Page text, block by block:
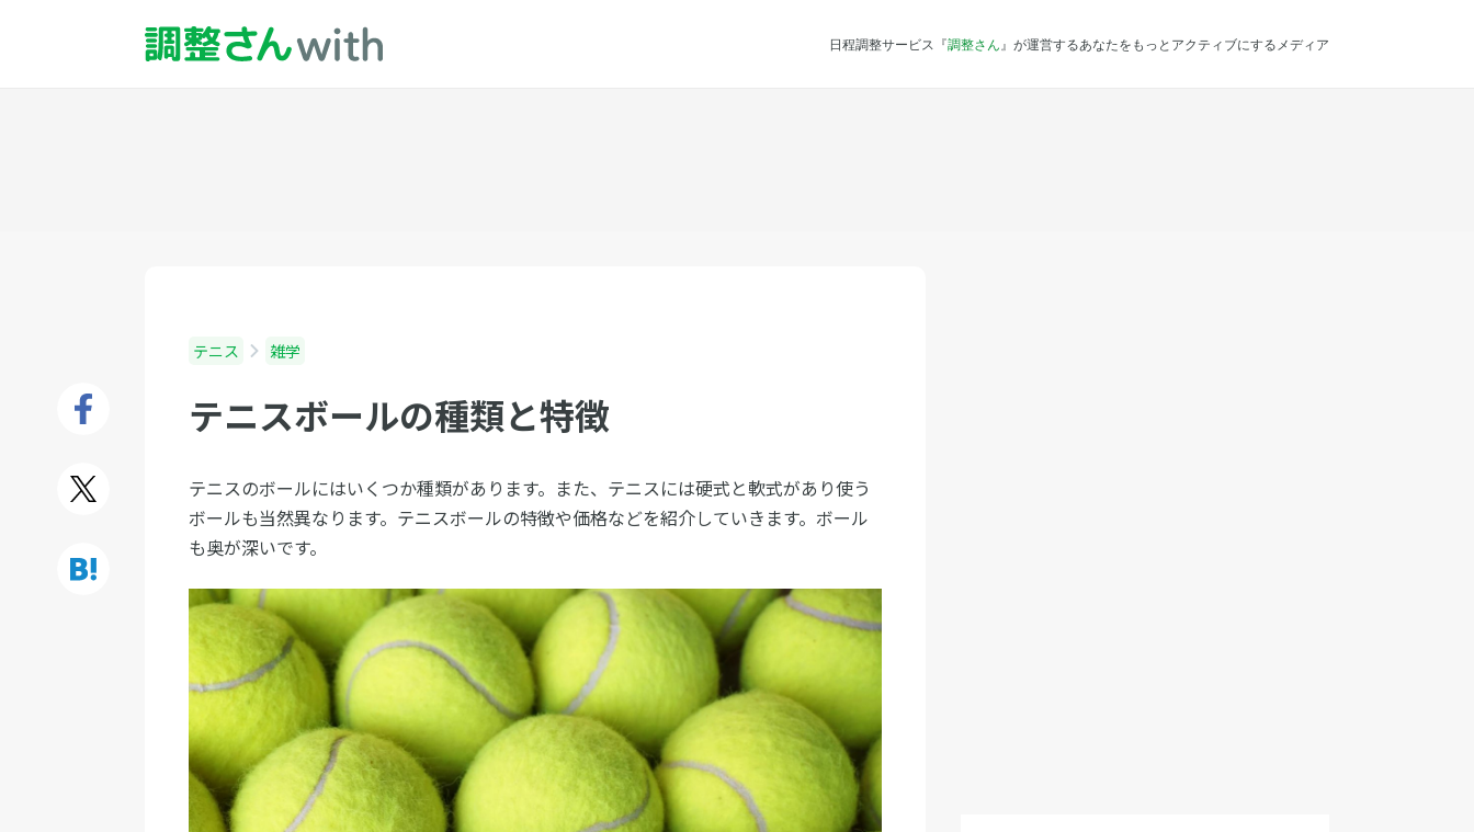
日程調整サービス『調整さん 』が運営するあなたをもっとアクティブにするメディア
テニス 雑学
テニスボールの種類と特徴
テニスのボールにはいくつか種類があります。また、テニスには硬式と軟式があり使う
ボールも当然異なります。テニスボールの特徴や価格などを紹介していきます。ボール
も奥が深いです。